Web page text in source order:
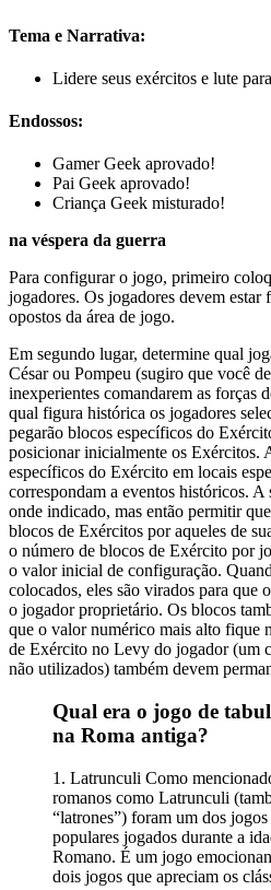
Tema e Narrativa:
Lidere seus exércitos e lute
Endossos:
Gamer Geek aprovado!
Pai Geek aprovado!
Criança Geek misturado!
na véspera da guerra
Para configurar o jogo, primeiro
jogadores. Os jogadores devem estar
opostos da área de jogo.
Em segundo lugar, determine qual
César ou Pompeu (sugiro que você
inexperientes comandarem as forças
qual figura histórica os jogadores
pegarão blocos específicos do
posicionar inicialmente os Exércitos.
específicos do Exército em locais
correspondam a eventos históricos.
onde indicado, mas então permitir
blocos de Exércitos por aqueles de
o número de blocos de Exército por
o valor inicial de configuração.
colocados, eles são virados para que
o jogador proprietário. Os blocos
que o valor numérico mais alto fique
de Exército no Levy do jogador (um
não utilizados) também devem
Qual era o jogo de
na Roma antiga?
1. Latrunculi Como
romanos como Latrunculi
“latrones”) foram um dos
populares jogados durante a
Romano. É um jogo
dois jogos que apreciam os